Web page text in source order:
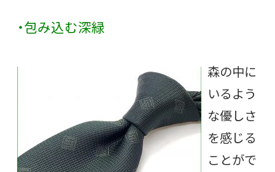
・包み込む深緑
森の中に
いるよう
な優しさ
を感じる
ことがで